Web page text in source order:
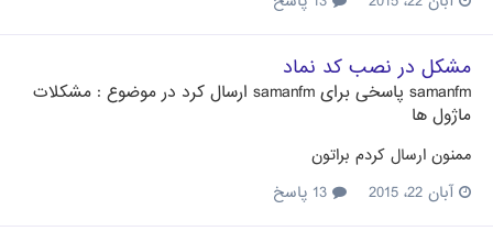
مشکل در نصب کد نماد
samanfm پاسخی برای samanfm ارسال کرد در موضوع : مشکلات
ماژول ها
ممنون ارسال کردم براتون
آبان 22، 2015